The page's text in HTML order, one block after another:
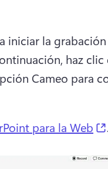
iniciar la
haz clic
Cameo para
para la Web